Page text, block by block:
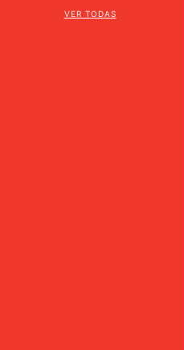
VER TODAS